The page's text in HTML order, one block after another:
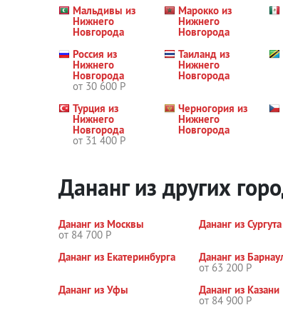
Мальдивы из
Нижнего
Новгорода
Марокко из
Нижнего
Новгорода
Россия из
Нижнего
Новгорода
от 30 600 Р
Таиланд из
Нижнего
Новгорода
Турция из
Нижнего
Новгорода
от 31 400 Р
Черногория из
Нижнего
Новгорода
Дананг из других
Дананг из Москвы
от 84 700 Р
Дананг из Сургута
Дананг из Екатеринбурга Дананг из
от 63 200 Р
Дананг из Уфы Дананг из Казани
от 84 900 Р